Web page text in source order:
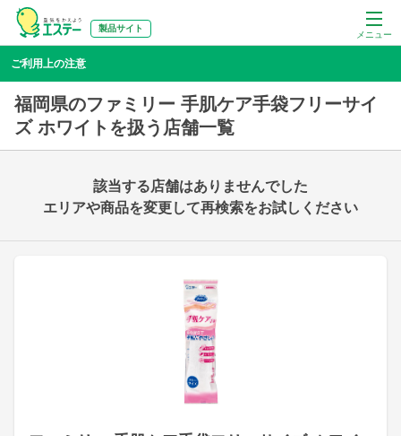
メニュー
製品サイト
ご利用上の注意
福岡県のファミリー 手肌ケア手袋フリーサイ
ズ ホワイトを扱う店舗一覧
該当する店舗はありませんでした
エリアや商品を変更して再検索をお試しください